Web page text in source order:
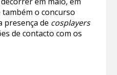
o concurso
presença de cosplayers
de contacto com os